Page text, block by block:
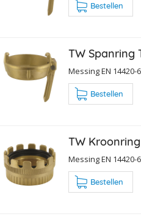
Bestellen
TW Spanring
Messing EN 14420-6
Bestellen
TW
Messing EN 14420-6
Bestellen